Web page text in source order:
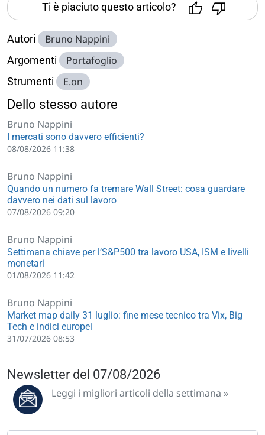
Ti è piaciuto questo articolo?
Autori Bruno Nappini
Argomenti Portafoglio
Strumenti E.on
Dello stesso autore
Bruno Nappini
I mercati sono davvero efficienti?
08/08/2026 11:38
Bruno Nappini
Quando un numero fa tremare Wall Street: cosa guardare
davvero nei dati sul lavoro
07/08/2026 09:20
Bruno Nappini
Settimana chiave per l’S&P500 tra lavoro USA, ISM e livelli
monetari
01/08/2026 11:42
Bruno Nappini
Market map daily 31 luglio: fine mese tecnico tra Vix, Big
Tech e indici europei
31/07/2026 08:53
Newsletter del 07/08/2026
Leggi i migliori articoli della settimana »